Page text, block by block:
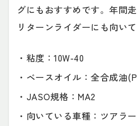
グにもおすすめです。年間
リターンライダーにも向いて
・粘度：10W-40
・ベースオイル：全合成油
・JASO規格：MA2
・向いている車種：ツアラ